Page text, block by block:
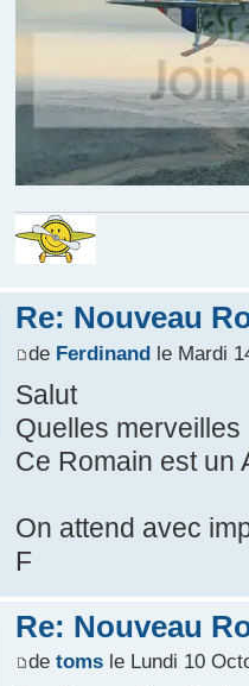
Re: Nouveau
de Ferdinandle Mardi
Salut
Quelles
Ce Romain est un
On attend avec
F
Re: Nouveau
de tomsle Lundi 10